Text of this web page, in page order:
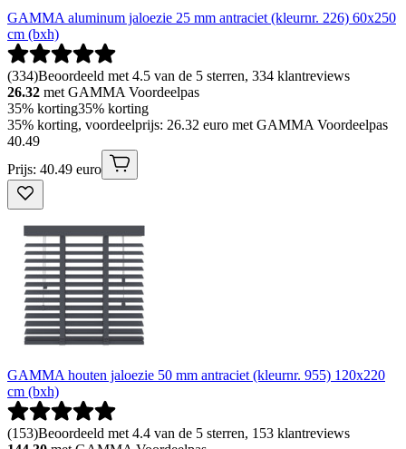
GAMMA aluminum jaloezie 25 mm antraciet (kleurnr. 226) 60x250
cm (bxh)
(334)Beoordeeld met 4.5 van de 5 sterren, 334 klantreviews
26.32 met GAMMA Voordeelpas
35% korting35% korting
35% korting, voordeelprijs: 26.32 euro met GAMMA Voordeelpas
40.49
Prijs: 40.49 euro
GAMMA houten jaloezie 50 mm antraciet (kleurnr. 955) 120x220
cm (bxh)
(153)Beoordeeld met 4.4 van de 5 sterren, 153 klantreviews